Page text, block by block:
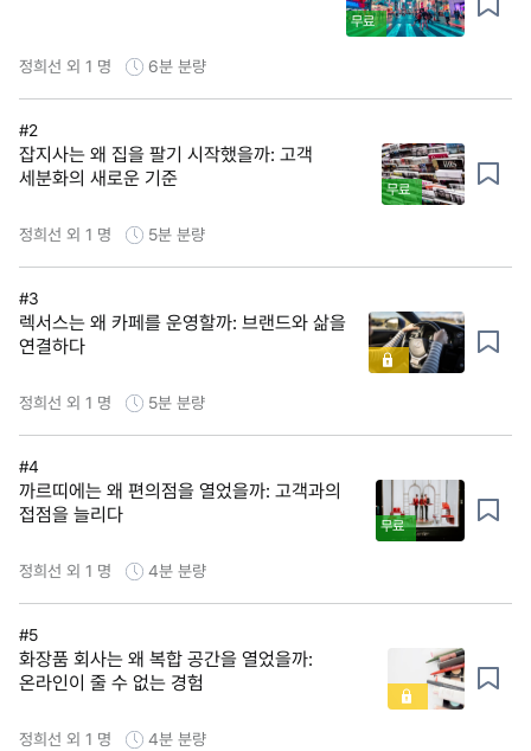
무료
정희선 외 1 명 6분 분량
#2
잡지사는 왜 집을 팔기 시작했을까: 고객
세분화의 새로운 기준
무료
정희선 외 1 명 5분 분량
#3
렉서스는 왜 카페를 운영할까: 브랜드와 삶을
연결하다
정희선 외 1 명 5분 분량
#4
까르띠에는 왜 편의점을 열었을까: 고객과의
접점을 늘리다
무료
정희선 외 1 명 4분 분량
#5
화장품 회사는 왜 복합 공간을 열었을까:
온라인이 줄 수 없는 경험
정희선 외 1 명 4분 분량